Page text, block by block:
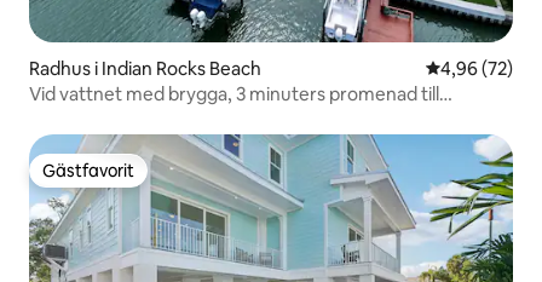
Radhus i Indian Rocks Beach 4,96 av 5 i
4,96 (72)
Vid vattnet med brygga, 3 minuters promenad till
Gästfavorit
Gästfavorit